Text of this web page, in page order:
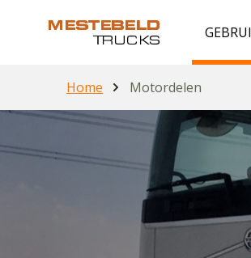
Home Motordelen